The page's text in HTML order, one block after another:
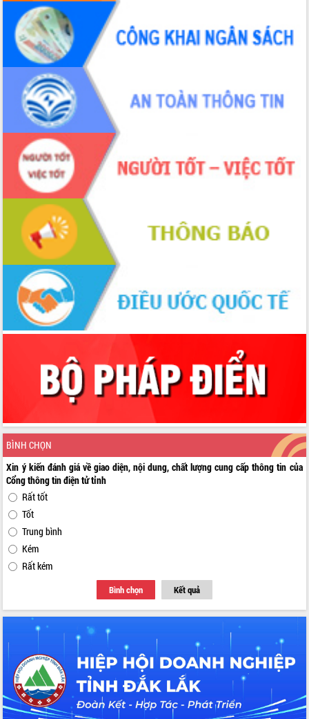
BÌNH CHỌN
Xin ý kiến đánh giá về giao diện, nội dung, chất lượng cung cấp thông tin của
Cổng thông tin điện tử tỉnh
Rất tốt
Tốt
Trung bình
Kém
Rất kém
Bình chọn Kết quả